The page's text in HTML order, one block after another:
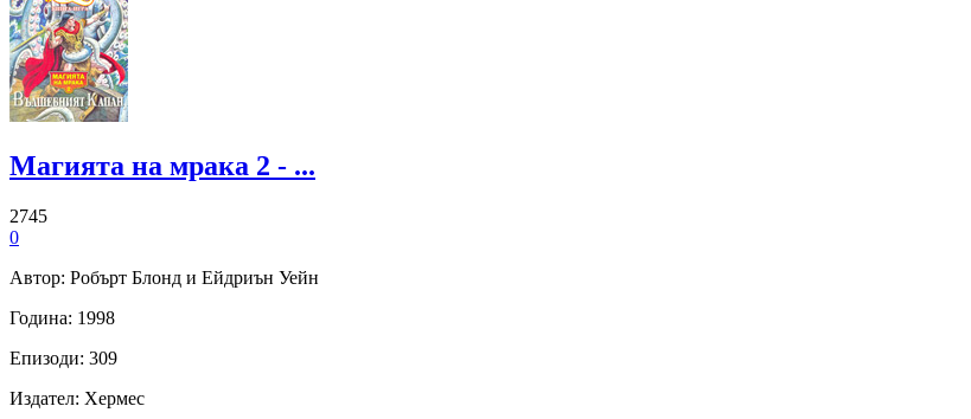
Магията на мрака 2 - ...
2745
0
Автор: Робърт Блонд и Ейдриън Уейн
Година: 1998
Епизоди: 309
Издател: Хермес